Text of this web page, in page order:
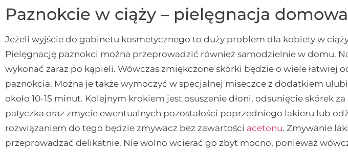
Paznokcie w ciąży – pielęgnacja domowa
Jeżeli wyjście do gabinetu kosmetycznego to duży problem dla kobiety w
Pielęgnację paznokci można przeprowadzić również samodzielnie w domu.
wykonać zaraz po kąpieli. Wówczas zmiękczone skórki będzie o wiele łatwiej
paznokcia. Można je także wymoczyć w specjalnej miseczce z dodatkiem
około 10-15 minut. Kolejnym krokiem jest osuszenie dłoni, odsunięcie skórek
patyczka oraz zmycie ewentualnych pozostałości poprzedniego lakieru lub
rozwiązaniem do tego będzie zmywacz bez zawartości acetonu. Zmywanie
przeprowadzać delikatnie. Nie wolno wcierać go zbyt mocno, ponieważ